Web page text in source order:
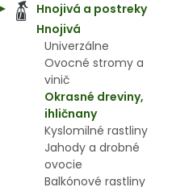
Hnojivá a postreky
Hnojivá
Univerzálne
Ovocné stromy a
vinič
Okrasné dreviny,
ihličnany
Kyslomilné rastliny
Jahody a drobné
ovocie
Balkónové rastliny